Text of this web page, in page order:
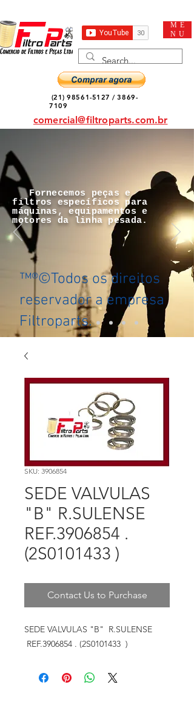
ME
NU
(21) 98561-5127 /3869-
7109
comercial@filtroparts.com.br
Fornecemos peças e
filtros específicos para
máquinas, equipamentos e
motores da linha pesada.
™®©Todos os direitos
reservador a empresa
Filtroparts.
SKU: 3906854
SEDE VALVULAS
"B" R.SULENSE
REF.3906854 .
(2S0101433 )
Contact Us to Purchase
SEDE VALVULAS "B" R.SULENSE
REF.3906854 . (2S0101433 )